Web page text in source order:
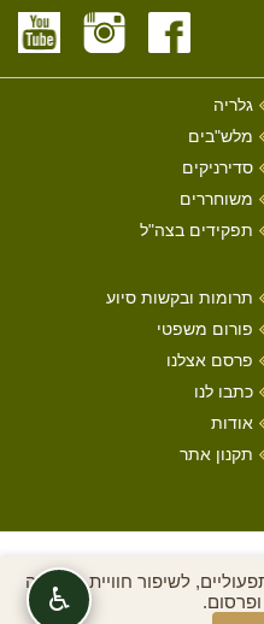
גלריה
מלש"בים
סדירניקים
משוחררים
תפקידים בצה"ל
תרומות ובקשות סיוע
פורום משפטי
פרסם אצלנו
כתבו לנו
אודות
תקנון אתר
לשיפור חוויית הגלישה
♿